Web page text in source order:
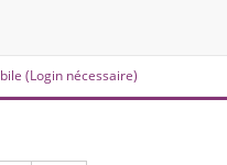
(Login nécessaire)